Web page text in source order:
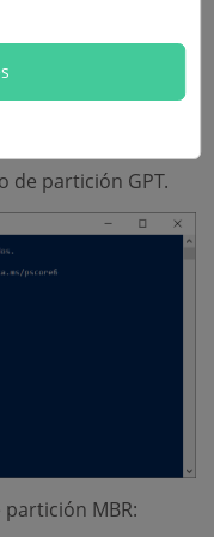
(número de disco
de partición GPT.
MBR: